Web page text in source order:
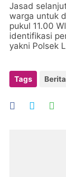
Jasad
warga untuk
pukul 11.00
identifikasi
yakni Polsek
Tags Berita